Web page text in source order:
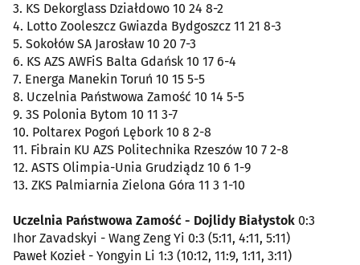
3. KS Dekorglass Działdowo 10 24 8-2
4. Lotto Zooleszcz Gwiazda Bydgoszcz 11 21 8-3
5. Sokołów SA Jarosław 10 20 7-3
6. KS AZS AWFiS Balta Gdańsk 10 17 6-4
7. Energa Manekin Toruń 10 15 5-5
8. Uczelnia Państwowa Zamość 10 14 5-5
9. 3S Polonia Bytom 10 11 3-7
10. Poltarex Pogoń Lębork 10 8 2-8
11. Fibrain KU AZS Politechnika Rzeszów 10 7 2-8
12. ASTS Olimpia-Unia Grudziądz 10 6 1-9
13. ZKS Palmiarnia Zielona Góra 11 3 1-10
Uczelnia Państwowa Zamość - Dojlidy Białystok 0:3
Ihor Zavadskyi - Wang Zeng Yi 0:3 (5:11, 4:11, 5:11)
Paweł Kozieł - Yongyin Li 1:3 (10:12, 11:9, 1:11, 3:11)